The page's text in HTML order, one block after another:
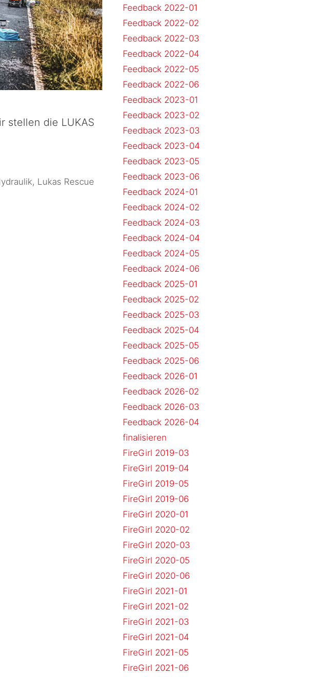
stellen die LUKAS
, Lukas Rescue
Feedback 2022-01
Feedback 2022-02
Feedback 2022-03
Feedback 2022-04
Feedback 2022-05
Feedback 2022-06
Feedback 2023-01
Feedback 2023-02
Feedback 2023-03
Feedback 2023-04
Feedback 2023-05
Feedback 2023-06
Feedback 2024-01
Feedback 2024-02
Feedback 2024-03
Feedback 2024-04
Feedback 2024-05
Feedback 2024-06
Feedback 2025-01
Feedback 2025-02
Feedback 2025-03
Feedback 2025-04
Feedback 2025-05
Feedback 2025-06
Feedback 2026-01
Feedback 2026-02
Feedback 2026-03
Feedback 2026-04
finalisieren
FireGirl 2019-03
FireGirl 2019-04
FireGirl 2019-05
FireGirl 2019-06
FireGirl 2020-01
FireGirl 2020-02
FireGirl 2020-03
FireGirl 2020-05
FireGirl 2020-06
FireGirl 2021-01
FireGirl 2021-02
FireGirl 2021-03
FireGirl 2021-04
FireGirl 2021-05
FireGirl 2021-06